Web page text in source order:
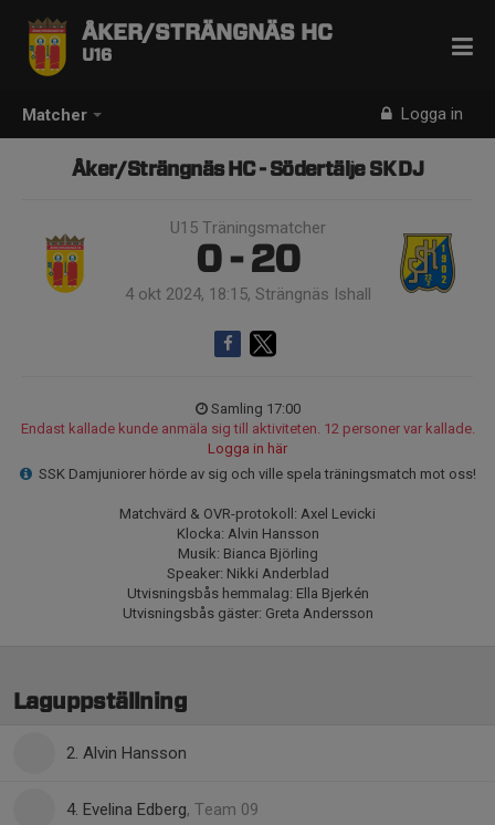
Matcher Logga in
ÅKER/STRÄNGNÄS HC
U16
Åker/Strängnäs HC - Södertälje SK DJ
U15 Träningsmatcher
0 - 20
4 okt 2024, 18:15, Strängnäs Ishall
Samling 17:00
Endast kallade kunde anmäla sig till aktiviteten. 12 personer var kallade.
Logga in här
SSK Damjuniorer hörde av sig och ville spela träningsmatch mot oss!
Matchvärd & OVR-protokoll: Axel Levicki
Klocka: Alvin Hansson
Musik: Bianca Björling
Speaker: Nikki Anderblad
Utvisningsbås hemmalag: Ella Bjerkén
Utvisningsbås gäster: Greta Andersson
Laguppställning
2. Alvin Hansson
4. Evelina Edberg, Team 09